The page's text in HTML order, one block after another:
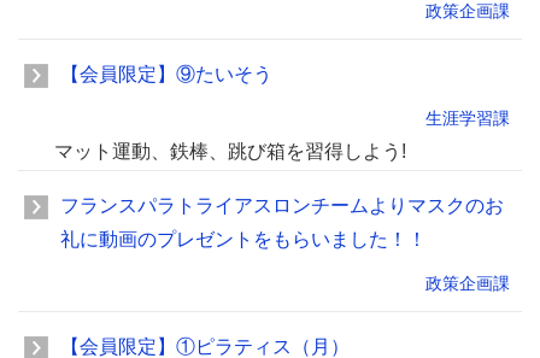
政策企画課
【会員限定】⑨たいそう
生涯学習課
マット運動、鉄棒、跳び箱を習得しよう!
フランスパラトライアスロンチームよりマスクのお
礼に動画のプレゼントをもらいました！！
政策企画課
【会員限定】①ピラティス（月）